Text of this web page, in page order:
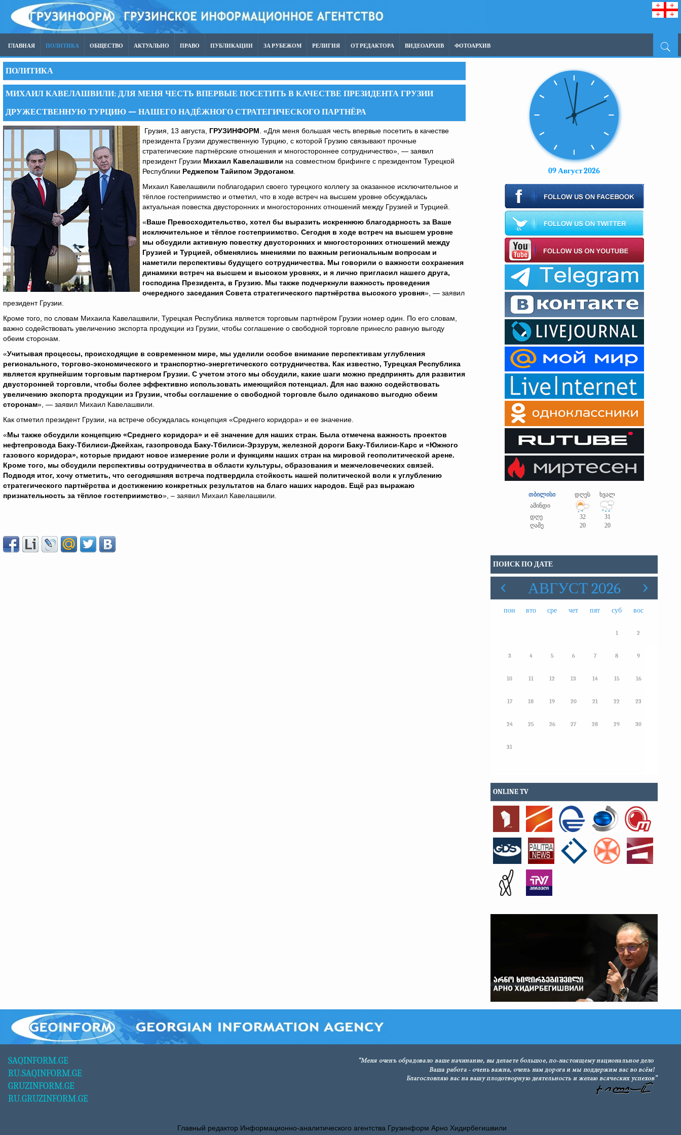
ГЛАВНАЯ ПОЛИТИКА ОБЩЕСТВО АКТУАЛЬНО ПРАВО ПУБЛИКАЦИИ ЗА РУБЕЖОМ РЕЛИГИЯ ОТ РЕДАКТОРА ВИДЕОАРХИВ ФОТОАРХИВ
ПОЛИТИКА
МИХАИЛ КАВЕЛАШВИЛИ: ДЛЯ МЕНЯ ЧЕСТЬ ВПЕРВЫЕ ПОСЕТИТЬ В КАЧЕСТВЕ ПРЕЗИДЕНТА ГРУЗИИ
ДРУЖЕСТВЕННУЮ ТУРЦИЮ — НАШЕГО НАДЁЖНОГО СТРАТЕГИЧЕСКОГО ПАРТНЁРА
Грузия, 13 августа, ГРУЗИНФОРМ . «Для меня большая честь впервые посетить в качестве
президента Грузии дружественную Турцию, с которой Грузию связывают прочные
стратегические партнёрские отношения и многостороннее сотрудничество», — заявил
президент Грузии Михаил Кавелашвили на совместном брифинге с президентом Турецкой
Республики Реджепом Тайипом Эрдоганом
Михаил Кавелашвили поблагодарил своего турецкого коллегу за оказанное исключительное и
тёплое гостеприимство и отметил, что в ходе встреч на высшем уровне обсуждалась
актуальная повестка двусторонних и многосторонних отношений между Грузией и Турцией.
«Ваше Превосходительство, хотел бы выразить искреннюю благодарность за Ваше
исключительное и тёплое гостеприимство. Сегодня в ходе встреч на высшем уровне
мы обсудили активную повестку двусторонних и многосторонних отношений между
Грузией и Турцией, обменялись мнениями по важным региональным вопросам и
наметили перспективы будущего сотрудничества. Мы говорили о важности сохранения
динамики встреч на высшем и высоком уровнях, и я лично пригласил нашего друга,
господина Президента, в Грузию. Мы также подчеркнули важность проведения
очередного заседания Совета стратегического партнёрства высокого уровня», — заявил
президент Грузии.
Кроме того, по словам Михаила Кавелашвили, Турецкая Республика является торговым партнёром Грузии номер один. По его словам,
важно содействовать увеличению экспорта продукции из Грузии, чтобы соглашение о свободной торговле принесло равную выгоду
обеим сторонам.
«Учитывая процессы, происходящие в современном мире, мы уделили особое внимание перспективам углубления
регионального, торгово-экономического и транспортно-энергетического сотрудничества. Как известно, Турецкая Республика
является крупнейшим торговым партнером Грузии. С учетом этого мы обсудили, какие шаги можно предпринять для развития
двусторонней торговли, чтобы более эффективно использовать имеющийся потенциал. Для нас важно содействовать
увеличению экспорта продукции из Грузии, чтобы соглашение о свободной торговле было одинаково выгодно обеим
сторонам», — заявил Михаил Кавелашвили.
Как отметил президент Грузии, на встрече обсуждалась концепция «Среднего коридора» и ее значение.
«Мы также обсудили концепцию «Среднего коридора» и её значение для наших стран. Была отмечена важность проектов
нефтепровода Баку-Тбилиси-Джейхан, газопровода Баку-Тбилиси-Эрзурум, железной дороги Баку-Тбилиси-Карс и «Южного
газового коридора», которые придают новое измерение роли и функциям наших стран на мировой геополитической арене.
Кроме того, мы обсудили перспективы сотрудничества в области культуры, образования и межчеловеческих связей.
Подводя итог, хочу отметить, что сегодняшняя встреча подтвердила стойкость нашей политической воли к углублению
стратегического партнёрства и достижению конкретных результатов на благо наших народов. Ещё раз выражаю
признательность за тёплое гостеприимство», – заявил Михаил Кавелашвили.
09 Август 2026
თბილისი დღეს
ხვალ
ამინდი
დღე
32
31
ღამე
20 20
ПОИСК ПО ДАТЕ
АВГУСТ 2026
пон вто сре чет пят суб вос
1 2
3 4 5 6 7 8 9
10 11 12 13 14 15 16
17 18 19 20 21 22 23
24 25 26 27 28 29 30
31
ONLINE TV
SAQINFORM.GE
RU.SAQINFORM.GE
GRUZINFORM.GE
RU.GRUZINFORM.GE
Главный редактор Информационно-аналитического агентства Грузинформ Арно Хидирбегишвили